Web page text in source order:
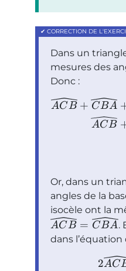
Dans un
mesures des
Donc :
ACB + CBA
ACB
Or, dans un
angles de la
isocèle ont la
ACB = CBA.
dans l’équation
2AC